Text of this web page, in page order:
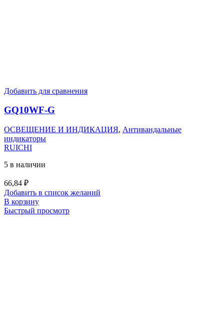
Добавить для сравнения
GQ10WF-G
ОСВЕЩЕНИЕ И ИНДИКАЦИЯ, Антивандальные
индикаторы
RUICHI
5 в наличии
66,84 ₽
Добавить в список желаний
В корзину
Быстрый просмотр